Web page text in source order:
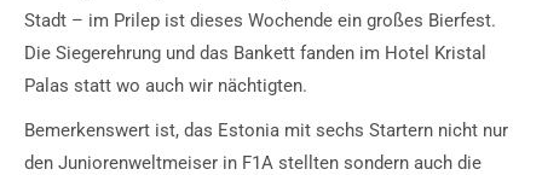
Stadt – im Prilep ist dieses Wochende ein großes Bierfest.
Die Siegerehrung und das Bankett fanden im Hotel Kristal
Palas statt wo auch wir nächtigten.
Bemerkenswert ist, das Estonia mit sechs Startern nicht nur
den Juniorenweltmeiser in F1A stellten sondern auch die